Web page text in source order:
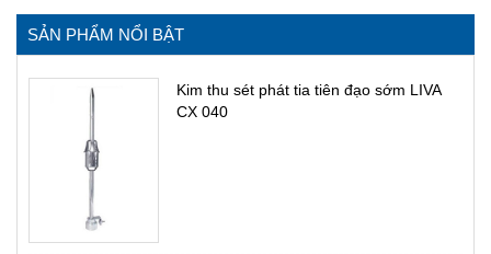
SẢN PHẨM NỔI BẬT
Kim thu sét phát tia tiên đạo sớm LIVA
CX 040